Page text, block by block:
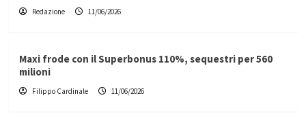
Redazione 11/06/2026
Maxi frode con il Superbonus 110%, sequestri per 560
milioni
Filippo Cardinale 11/06/2026